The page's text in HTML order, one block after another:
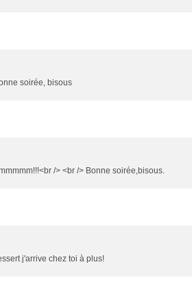
soirée, bisous
/> <br /> Bonne soirée,bisous.
j'arrive chez toi à plus!